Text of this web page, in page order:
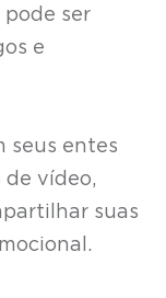
ser
e
seus entes
de vídeo,
suas